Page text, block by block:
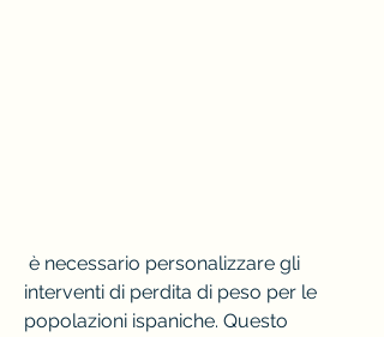
interventi di perdita di peso per le
popolazioni ispaniche. Questo